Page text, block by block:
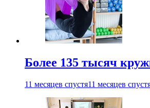
Более 135 тысяч
11 месяцев спустя11 месяцев